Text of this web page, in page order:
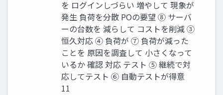
を ログインしづらい 増やして 現象が
発生 負荷を分散 POの要望 ⑧ サーバ
ーの台数を 減らして コストを削減 ③
恒久対応 ④ 負荷が ⑦ 負荷が減った
ことを 原因を調査して 小さくなって
いるか 確認 対応 テスト ⑤ 継続で対
応してテスト ⑥ 自動テストが得意
11